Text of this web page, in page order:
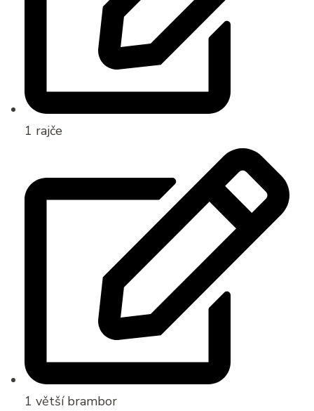
1 rajče
1 větší brambor